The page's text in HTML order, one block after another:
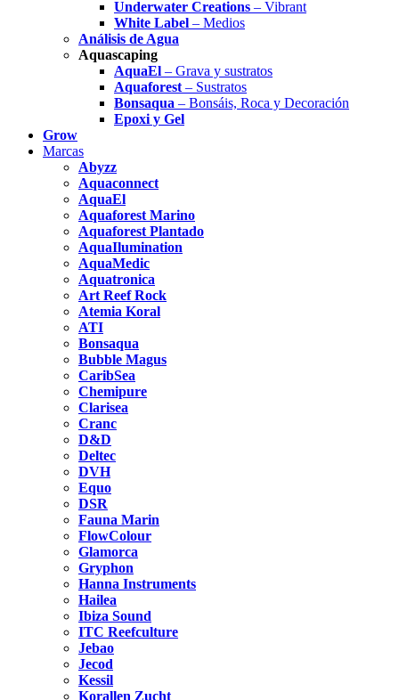
Underwater Creations – Vibrant
White Label – Medios
Análisis de Agua
Aquascaping
AquaEl – Grava y sustratos
Aquaforest – Sustratos
Bonsaqua – Bonsáis, Roca y Decoración
Epoxi y Gel
Grow
Marcas
Abyzz
Aquaconnect
AquaEl
Aquaforest Marino
Aquaforest Plantado
AquaIlumination
AquaMedic
Aquatronica
Art Reef Rock
Atemia Koral
ATI
Bonsaqua
Bubble Magus
CaribSea
Chemipure
Clarisea
Cranc
D&D
Deltec
DVH
Equo
DSR
Fauna Marin
FlowColour
Glamorca
Gryphon
Hanna Instruments
Hailea
Ibiza Sound
ITC Reefculture
Jebao
Jecod
Kessil
Korallen Zucht